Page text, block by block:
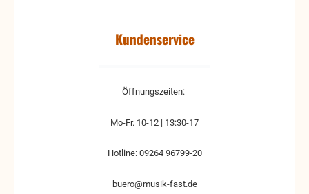
Kundenservice
Öffnungszeiten:
Mo-Fr. 10-12 | 13:30-17
Hotline: 09264 96799-20
buero@musik-fast.de